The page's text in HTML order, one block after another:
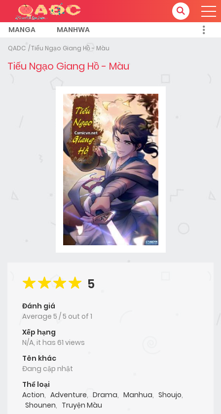
MANGA MANHWA
QADC Tiếu Ngạo Giang Hồ - Màu
Tiếu Ngạo Giang Hồ - Màu
5
Đánh giá
Average 5 /5 out of 1
Xếp hạng
N/A, it has 61 views
Tên khác
Đang cập nhật
Thể loại
Action, Adventure, Drama, Manhua, Shoujo,
Shounen, Truyện Màu